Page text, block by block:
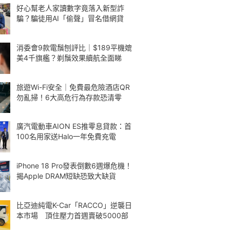
好心幫老人家讀數字竟落入新型詐
騙？騙徒用AI「偷聲」冒名借網貸
消委會9款電鬚刨評比｜$189平機媲
美4千旗艦？剃鬚效果續航全面睇
旅遊Wi-Fi安全｜免費最危險酒店QR
勿亂掃！6大高危行為存款恐清零
廣汽電動車AION ES推零息貸款：首
100名用家送Halo一年免費充電
iPhone 18 Pro發表倒數6週爆危機！
揭Apple DRAM短缺恐致大缺貨
比亞迪純電K-Car「RACCO」逆襲日
本市場 頂住壓力首週賣破5000部